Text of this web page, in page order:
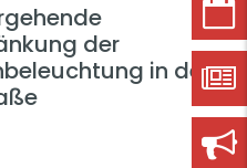
der
in der